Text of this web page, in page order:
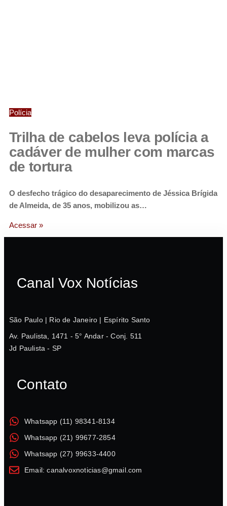
Polícia
Trilha de cabelos leva polícia a
cadáver de mulher com marcas
de tortura
O desfecho trágico do desaparecimento de Jéssica Brígida
de Almeida, de 35 anos, mobilizou as…
Acessar »
Canal Vox Notícias
São Paulo | Rio de Janeiro | Espírito Santo
Av. Paulista, 1471 - 5° Andar - Conj. 511
Jd Paulista - SP
Contato
Whatsapp (11) 98341-8134
Whatsapp (21) 99677-2854
Whatsapp (27) 99633-4400
Email: canalvoxnoticias@gmail.com